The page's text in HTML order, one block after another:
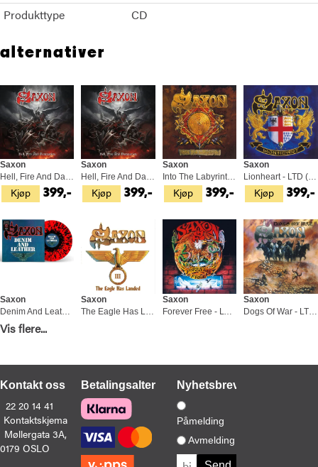
Produkttype
CD
alternativer
Kjøp
Saxon
Hell, Fire And Damnation (LP)
399,- Kjøp
Saxon
Hell, Fire And Damnation - LTD (LP)
399,- Kjøp
Saxon
Into The Labyrinth - LTD (LP)
399,- Kjøp
Saxon
Lionheart - LTD (LP)
399,-
Kjøp
Saxon
379,-
Saxon
Saxon
Saxon
Saxon
Kjøp
Saxon
The Eagle Has Landed Part II - LTD (2LP)
569,- Kjøp
Saxon
The Inner Sanctum - LTD (LP)
449,-
Vis flere...
Kontakt oss
22 20 14 41
Kontaktskjema
Møllergata 3A,
0179 OSLO
BetalingsalternativerNyhetsbrev
Påmelding
Avmelding